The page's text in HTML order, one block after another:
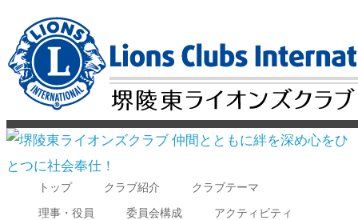
Menu
トップ クラブ紹介 クラブテーマ
理事・役員 委員会構成 アクティビティ